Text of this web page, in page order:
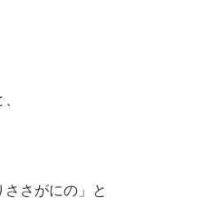
ささがにの」と